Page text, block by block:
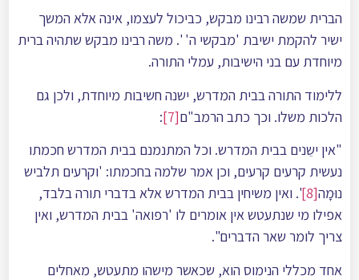
הברית שמשה רבינו מבקש, כביכול לעצמו, אינה אלא המשך
ישיר להקמת ישיבת 'מבקשי ה' '. משה רבינו מבקש שתהיה ברית
מיוחדת עם בני הישיבות, עמלי התורה.
ללימוד התורה בבית המדרש, ישנה חשיבות מיוחדת, ולכן גם
הלכות משלו. וכך כתב הרמב"ם[7]
:
"אין ישֵנים בבית המדרש. וכל המתנמנם בבית המדרש חכמתו
נעשית קרעים קרעים, וכן אמר שלמה בחכמתו: 'וקרעים תלביש
נוּמָה[8]
'. ואין משיחין בבית המדרש אלא בדברי תורה בלבד,
אפילו מי שנתעטש אין אומרים לו 'רפואה' בבית המדרש, ואין
צריך לומר שאר הדברים".
אחד מכללי הנימוס הוא, שכאשר מישהו מתעטש, מאחלים